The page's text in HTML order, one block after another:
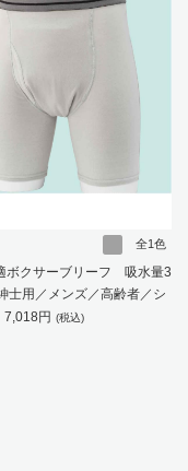
全1色
ボクサーブリーフ 吸水量3
士用／メンズ／高齢者／シ
漏れ／失禁／吸水パンツ
7,018円 (税込)